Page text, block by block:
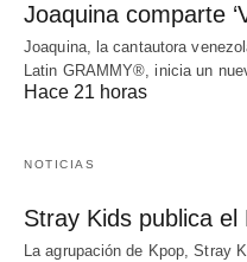
Joaquina comparte
Joaquina, la cantautora
Latin GRAMMY®, inicia un
Hace 21 horas
NOTICIAS
Stray Kids publica el
La agrupación de Kpop, Stray